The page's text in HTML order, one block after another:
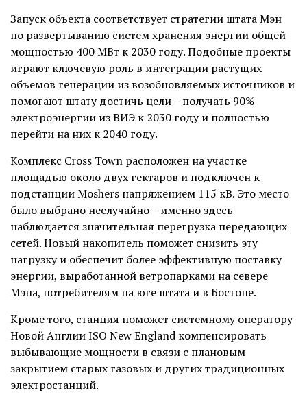
Запуск объекта соответствует стратегии штата Мэн
по развертыванию систем хранения энергии общей
мощностью 400 МВт к 2030 году. Подобные проекты
играют ключевую роль в интеграции растущих
объемов генерации из возобновляемых источников и
помогают штату достичь цели – получать 90%
электроэнергии из ВИЭ к 2030 году и полностью
перейти на них к 2040 году.
Комплекс Cross Town расположен на участке
площадью около двух гектаров и подключен к
подстанции Moshers напряжением 115 кВ. Это место
было выбрано неслучайно – именно здесь
наблюдается значительная перегрузка передающих
сетей. Новый накопитель поможет снизить эту
нагрузку и обеспечит более эффективную поставку
энергии, выработанной ветропарками на севере
Мэна, потребителям на юге штата и в Бостоне.
Кроме того, станция поможет системному оператору
Новой Англии ISO New England компенсировать
выбывающие мощности в связи с плановым
закрытием старых газовых и других традиционных
электростанций.